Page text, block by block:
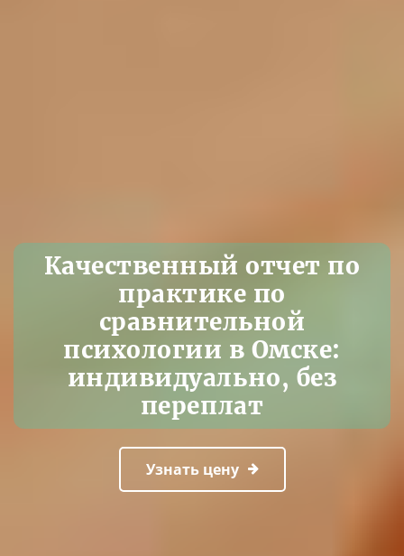
Качественный отчет по
практике по
сравнительной
психологии в Омске:
индивидуально, без
переплат
Узнать цену